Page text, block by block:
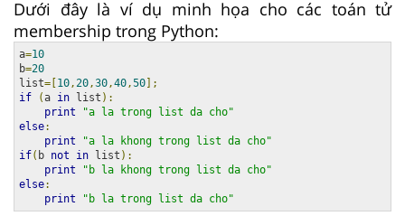
Dưới đây là ví dụ minh họa cho các toán tử
membership trong Python:
a=10
b=20
list=[10 , 20 ,30 ,40 ,50];
if
(a in list ):
print
"a la trong list da cho"
else:
print
"a la khong trong list da cho"
if( b not in list ):
print
"b la khong trong list da cho"
else:
print
"b la trong list da cho"